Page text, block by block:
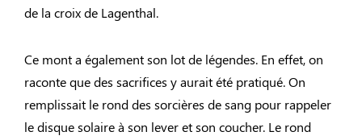
de la croix de Lagenthal.
Ce mont a également son lot de légendes. En effet, on
raconte que des sacrifices y aurait été pratiqué. On
remplissait le rond des sorcières de sang pour rappeler
le disque solaire à son lever et son coucher. Le rond